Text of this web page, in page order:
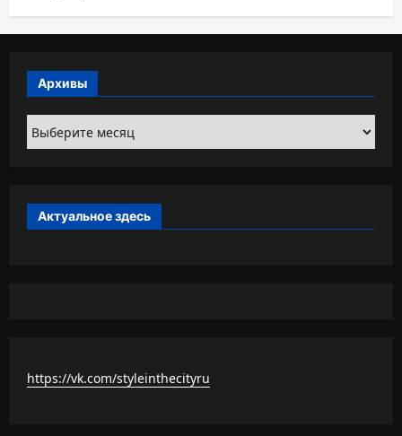
Архивы
Архивы
Актуальное здесь
https://vk.com/styleinthecityru